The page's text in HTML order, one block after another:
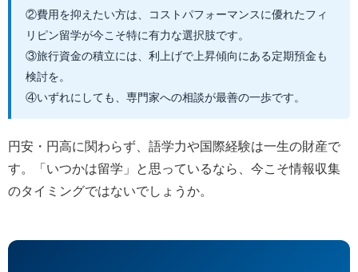
②費用を抑えたい方は、コストパフォーマンスに優れたフィ
リピン留学が今こそ特に有力な選択肢です。
③旅行資金の積立には、利上げで上昇傾向にある定期預金も
検討を。
④いずれにしても、専門家への相談が最善の一歩です。
円安・円高に関わらず、語学力や国際経験は一生の財産で
す。「いつかは留学」と思っているなら、今こそ情報収集
のタイミングではないでしょうか。